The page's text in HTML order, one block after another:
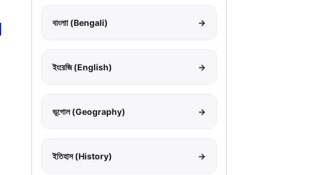
বাংলাা (Bengali) →
ইংরেজি (English) →
ভূগোল (Geography) →
ইতিহাস (History) →